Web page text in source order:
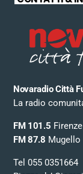
Novaradio Città
La radio
FM 101.5
FM 87.8 Mugello
Tel 055 0351664